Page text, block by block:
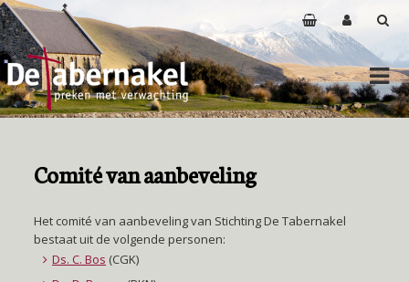
Comité van aanbeveling
Het comité van aanbeveling van Stichting De Tabernakel
bestaat uit de volgende personen:
Ds. C. Bos (CGK)